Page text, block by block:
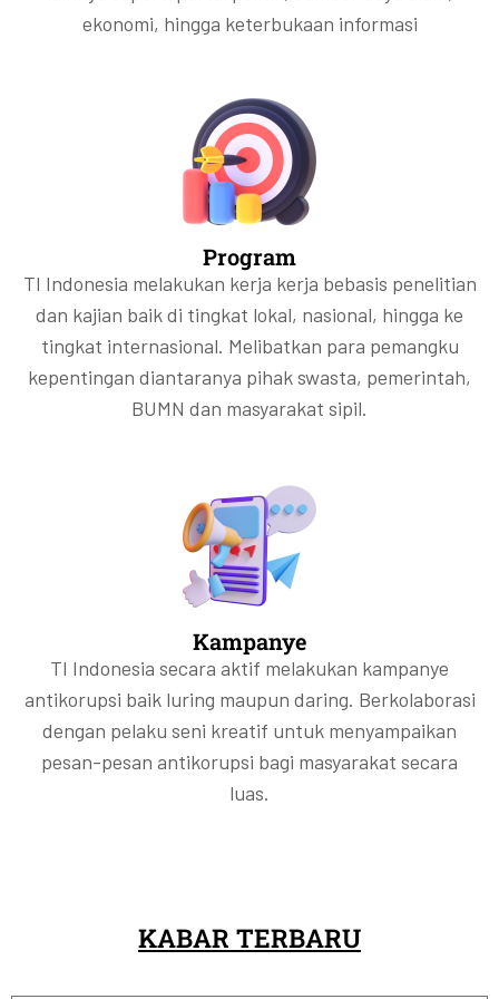
ekonomi, hingga keterbukaan informasi
Program
TI Indonesia melakukan kerja kerja bebasis penelitian
dan kajian baik di tingkat lokal, nasional, hingga ke
tingkat internasional. Melibatkan para pemangku
kepentingan diantaranya pihak swasta, pemerintah,
BUMN dan masyarakat sipil.
Kampanye
TI Indonesia secara aktif melakukan kampanye
antikorupsi baik luring maupun daring. Berkolaborasi
dengan pelaku seni kreatif untuk menyampaikan
pesan-pesan antikorupsi bagi masyarakat secara
luas.
KABAR TERBARU